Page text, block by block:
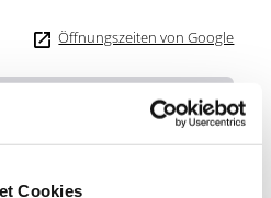
Cookies
Öffnungszeiten von Google
Bier (0,3l) oder nicht-